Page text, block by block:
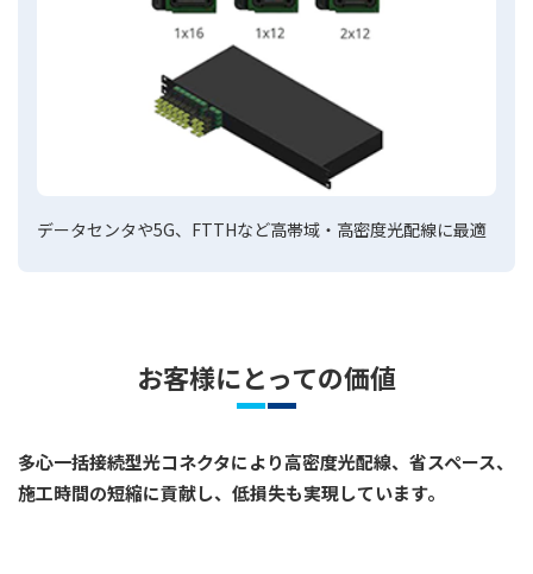
データセンタや5G、FTTHなど高帯域・高密度光配線に最適
お客様にとっての価値
多心一括接続型光コネクタにより高密度光配線、省スペース、
施工時間の短縮に貢献し、低損失も実現しています。